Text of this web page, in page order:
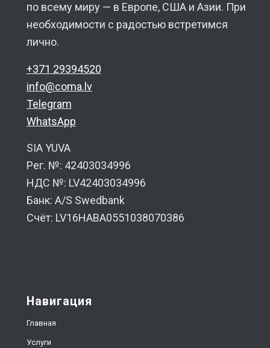
по всему миру — в Европе, США и Азии. При
необходимости с радостью встретимся
лично.
+371 29394520
info@coma.lv
Telegram
WhatsApp
SIA YUVA
Рег. №: 42403034996
НДС №: LV42403034996
Банк: A/S Swedbank
Счёт: LV16HABA0551038070386
Навигация
Главная
Услуги